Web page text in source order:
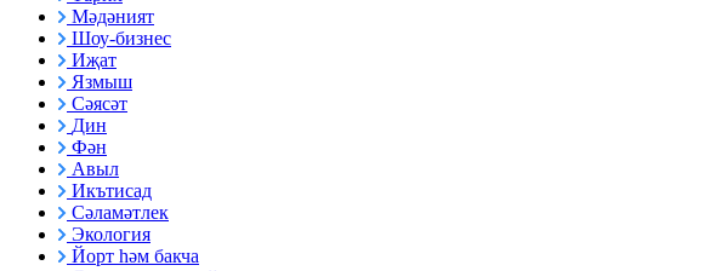
Мәдәният
Шоу-бизнес
Иҗат
Язмыш
Сәясәт
Дин
Фән
Авыл
Икътисад
Сәламәтлек
Экология
Йорт һәм бакча